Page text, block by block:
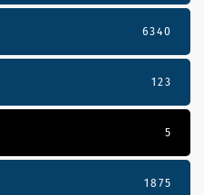
6340
123
5
1875